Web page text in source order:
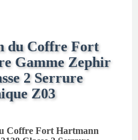
du Coffre Fort
Gamme Zephir
2 Serrure
Z03
Coffre Fort Hartmann